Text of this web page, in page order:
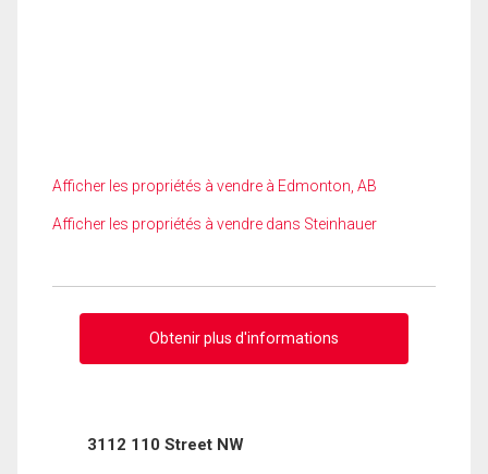
Afficher les propriétés à vendre à Edmonton, AB
Afficher les propriétés à vendre dans Steinhauer
Obtenir plus d'informations
3112 110 Street NW